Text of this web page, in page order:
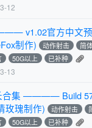
12
v1.02官方中文预
制作)
动作射击 简
50G以上 已补种
13
合集 ———— Build
玫瑰制作)
动作射击
50G以上 已补种